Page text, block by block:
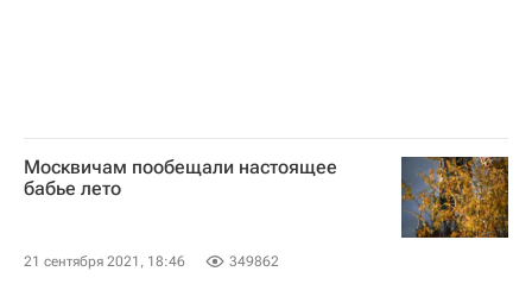
Москвичам пообещали настоящее
бабье лето
21 сентября 2021, 18:46 349862